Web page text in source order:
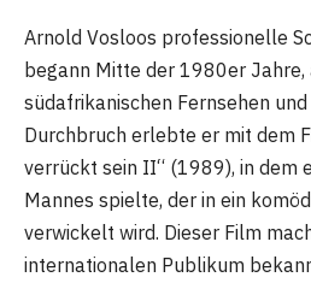
Arnold Vosloos professionelle
begann Mitte der 1980er Jahre,
südafrikanischen Fernsehen
Durchbruch erlebte er mit dem
verrückt sein II“ (1989), in dem
Mannes spielte, der in ein
verwickelt wird. Dieser Film
internationalen Publikum